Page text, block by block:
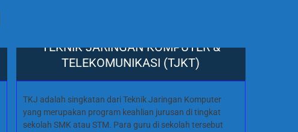
TEKNIK JARINGAN KOMPUTER &
TELEKOMUNIKASI (TJKT)
TKJ adalah singkatan dari Teknik Jaringan Komputer
yang merupakan program keahlian jurusan di tingkat
sekolah SMK atau STM. Para guru di sekolah tersebut